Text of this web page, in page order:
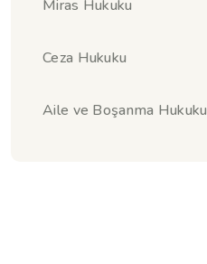
Miras Hukuku
Ceza Hukuku
Aile ve Boşanma Hukuku